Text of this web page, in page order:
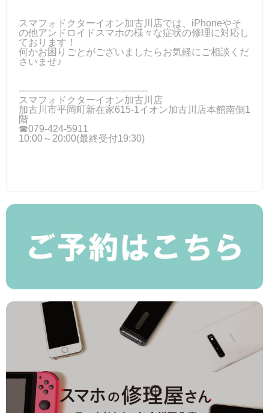
スマフォドクターイオン加古川店では、iPhoneやそ
の他アンドロイドスマホの様々な症状の修理に対応し
ております！
何かお困りごとがございましたらお気軽にご相談くだ
さいませ♪
-------------------------------------------
スマフォドクターイオン加古川店
加古川市平岡町新在家615-1イオン加古川店本館南側1
階
☎079-424-5911
10:00～20:00(最終受付19:30)